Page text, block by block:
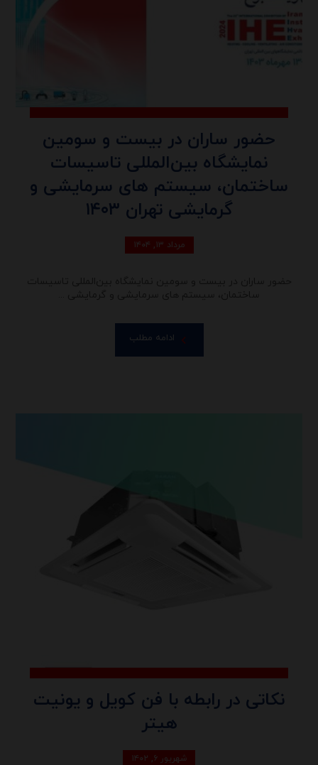
حضور ساران در بیست و سومین
نمایشگاه بین‌المللی تاسیسات
ساختمان، سیستم های سرمایشی و
گرمایشی تهران ۱۴۰۳
مرداد ۱۳, ۱۴۰۴
ادامه مطلب
نکاتی در رابطه با فن کویل و یونیت
هیتر
شهریور ۶, ۱۴۰۲